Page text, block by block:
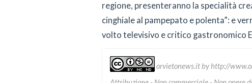
regione, presenteranno la specialità
cinghiale al pampepato e polenta”: e
volto televisivo e critico gastronomico
orvietonews.itby http://